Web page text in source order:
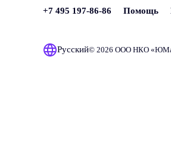
+7 495 197-86-86 Помощь
Русский© 2026 ООО НКО «